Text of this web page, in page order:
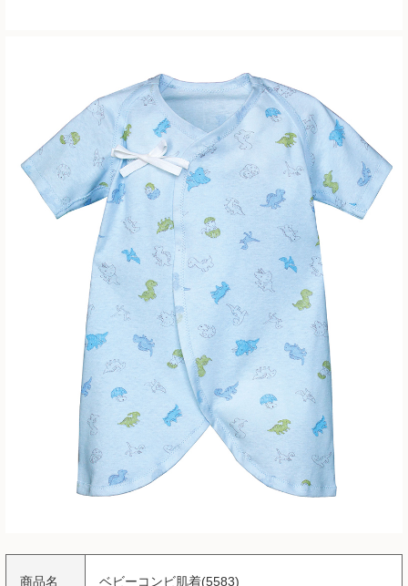
商品名 ベビーコンビ肌着(5583)